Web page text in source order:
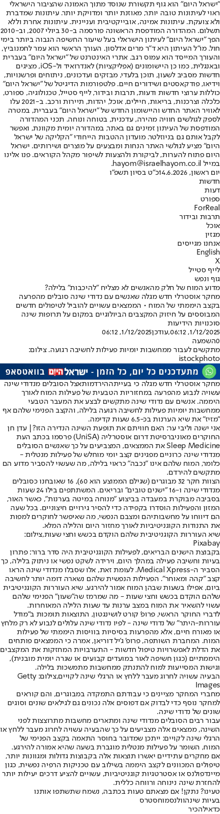
"ישראל היום" הוא גוף תקשורת שנוסד מתוך האמונה שהציבור הישראלי
ראוי לעיתונות טובה יותר, מאוזנת יותר ומדויקת יותר. עיתונות שמדברת
ולא צועקת. עיתונות אמינה, אובייקטיבית ועניינית. עיתונות אחרת וללא
תשלום. המהדורה המודפסת הראשונה פורסמה ב-30 ביולי 2007, וב-2010
הפך "ישראל היום" לעיתון הישראלי בעל שיעור החשיפה הגבוה ביותר בימי
חול. מו"ל העיתון היא ד"ר מרים אדלסון. העורך הראשי הוא עמר לחמנוביץ,
והעורך המייסד הוא עמוס רגב. אתרי האינטרנט של "ישראל היום" בעברית
ובאנגלית, כמו כן היישומונים (אפליקציות) לאנדרואיד ול-iOS, מציגים
חדשות מסביב לשעון, תוכן בלעדי, מבזקים ועדכונים, ניתוחים ופרשנויות,
וידיאו, פודקאסטים ושידורים חיים. פלטפורמות הדיגיטל של "ישראל היום"
כוללות ערוצי חדשות ודעות, תרבות ובידור, לייף סטייל, טכנולוגיה, ספורט,
כלכלה וצרכנות, בריאות, חיילים, אוכל, יהדות, תיירות ורכב. ב-2021 עלו
לאוויר האתר החדש והיישומון החדש של "ישראל היום" בעברית, במטרה
לספק לגולשים חוויה מהירה, עדכנית, בטוחה ונוחה. תכני המהדורה
המודפסת של העיתון זמינים גם באתר, במהדורה יומית מקוונת, ואפשר
לקבל אותם גם בניוזלטר. מועדון ההטבות הייחודי "הקליקה של ישראל
היום" מציע לגולשי האתר הנחות ומבצעים על מוצרים ושירותים. ישראל
היום פתוח להערות, לביקורת ולהצעות לשיפור מקהל הקוראים. פנו אלינו
במייל hayom@israelhayom.co.il.
יום ראשון, 14.6.2026
כ"ט בסיון תשפ"ו
חדשות
דעות
ספורט
ForReal
תרבות ובידור
אוכל
מגזין
אנחנו מגייסים
English
X
לייף סטייל
גוף ונפש
מדוע המוח של חלק מהאנשים לא מצליח "להיכבות" בלילה?
מחקר אוסטרלי חדש מגלה שאנשים עם נדודי שינה סובלים מהפרעה
בקצב היממתי של המוח • הממצאים עשויים להוביל לטיפולים חדשים
המבוססים על חיזוק המקצבים הביולוגיים במקום על תרופות שינה
סוכנויות הידיעות
1/12/2025, 06:12
,עודכן1/12/2025, 06:12
0השמעה
מתקשים לעבור ממחשבות יומיות פעילות לחשיבה רגועה. צילום:
istockphoto
מחקר אוסטרלי חדש מגלה כי בעייתההירדמותאצל הסובלים מנדודי שינה
עשויה לנבוע מהפרעה במחזוריות הטבעית של פעילות המוח לאורך
היממה. אנשים עם נדודי שינה מתקשים לבצע את המעבר הטבעי
ממחשבות יומיות פעילות לחשיבה רגועה בלילה, והקצב הפנימי שלהם אף
"מזיז" את שיא הערנות בכ-6.5 שעות קדימה.
אני ישנה וליבי ער: האם חוויתם את תופעת השינה הנדירה הזו?| עדן חן
החוקרים מאוניברסיטת דרום אוסטרליה (UniSA) פרסמו בכתב העת
Sleep Medicine את הממצאים, המצביעים על כך שאנשים הסובלים
מנדודי שינה כרוניים מפגינים קצב יומי מוחלש של פעילות מנטלית -
כלומר, המוח שלהם אינו "נכבה" כראוי בלילה, מה שעשוי להסביר מדוע הם
מתקשים להירדם.
הצוות חקר 32 מבוגרים (שגילם הממוצע הוא 60), 16 שאובחנו כסובלים
מנדודי שינה ו-16 "ישנים טובים" ובריאים. המשתתפים בילו 24 שעות
בסביבה מבוקרת במעבדה בביצוע "מנוחה במיטה בערנות", כאשר האור,
המזון והפעילות הוסדרו בקפידה כדי להסיר גירויים חיצוניים. בכל שעה
הם דיווחו על מחשבותיהם ומצבם הנפשי, מה שאיפשר לחוקרים למפות
את התנודות הקוגניטיביות לאורך מחזור היום והלילה המלא.
שיא העוררות הקוגניטיבית שלהם הוקדם בכשש וחצי שעות,צילום:
Pixabay
בקבוצת הישנים הבריאים, לפעילות הקוגניטיבית היה סדר ברור: פתרון
בעיות וחשיבה פעילה במהלך היום, וירידה לשקט נפשי או ניתוק בלילה, כך
הסביר ה-Medical Xpress. לעומת זאת, אלו שסבלו מנדודי שינה הראו
קצב "קהה ומאוחר". הפעילות הנפשית שלהם נשארה דומה יותר לחשיבה
ביום, אפילו בשעות שבהן המוח אמור להירגע. שיא העוררות הקוגניטיבית
שלהם הוקדם בכשש וחצי שעות - מה שמרמז שה"שעון" הפנימי שלהם
עשוי להשאיר את המוח במצב ערנות עד שעות הלילה המאוחרות.
לדברי החוקר הראשי, פרופ' קורט לושינגטון, התוצאות תומכות ב"מודל
עוררות-היתר" של נדודי שינה - לפיו נדודי שינה עלולים לנבוע לא רק מלחץ
או מאורח חיים, אלא מהפרעות בסיסיות בוויסות היממתי של פעילות
המוח. המחברת השותפה, פרופ' ג'יל דוריאן, אמרה כי הממצאים פותחים
את הדלת לאפשרויות טיפול חדשות - התערבויות המחזקות את המקצבים
היממתיים (כגון חשיפה לאור במועדים קבועים או שגרה יומית מובנית),
וגישות המסייעות למוח להתנתק ממחשבות מתמשכות בלילה.
הבעיה עשויה לחרוג מעבר ללחץ או הרגלי שינה לקויים,צילום: Getty
Images
מחברי המחקר מציינים כי עבודתם התמקדה במבוגרים, והם קוראים
למחקר נוסף כדי לבדוק אם דפוסים אלה נכונים גם לגילאים שונים וסוגים
שונים של נדודי שינה.
עבור רבים הסובלים מנדודי שינה ומתארים מחשבות מתרוצצות לפני
השינה, ממצאים אלה מצביעים על כך שהבעיה עשויה לחרוג מעבר ללחץ או
הרגלי שינה לקויים: ייתכן שמדובר בחוסר התאמה בקצב הפנימי של
המוח, השומר על פעילות מנטלית מוגברת בשעה שהיא אמורה להירגע.
אם מחקרים עתידיים יאשרו תוצאות אלה בקבוצות גדולות ומגוונות יותר,
טיפולים המכוונים לקצב היממה בשילוב עם טכניקות הרפיה נפשית, כגון
מיינדפולנס או אסטרטגיות קוגניטיביות, עשויים להציע דרכים יעילות יותר
להחזרת שינה נינוחה ורווחה כללית.
טעינו? נתקן! אם מצאתם טעות בכתבה, נשמח שתשתפו אותנו
בעיות שינהוולנסמוחסטרס
כדאילהכיר